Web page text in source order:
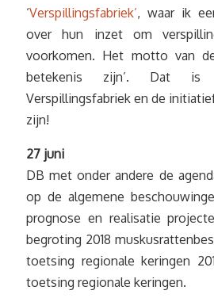
‘Verspillingsfabriek’, waar ik
over hun inzet om
voorkomen. Het motto van
betekenis zijn’. Dat
Verspillingsfabriek en de
zijn!
27 juni
DB met onder andere de
op de algemene
prognose en realisatie
begroting 2018
toetsing regionale keringen
toetsing regionale keringen.